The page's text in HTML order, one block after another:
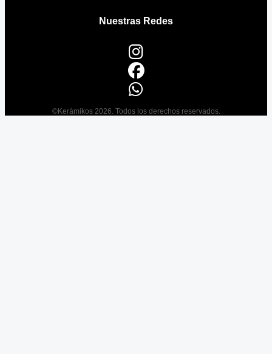
Nuestras Redes
©Kerámikos 2026. Todos los derechos reservados.